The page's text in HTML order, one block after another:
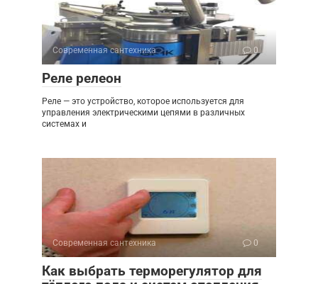
Современная сантехника 0
Реле релеон
Реле — это устройство, которое используется для
управления электрическими цепями в различных
системах и
Современная сантехника 0
Как выбрать терморегулятор для